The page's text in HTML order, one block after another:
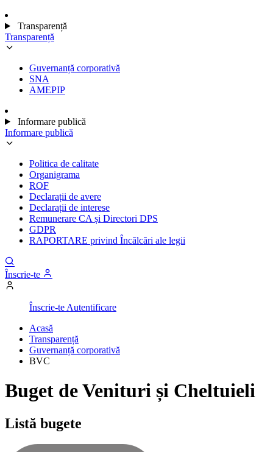
Transparență
Transparență
Guvernanță corporativă
SNA
AMEPIP
Informare publică
Informare publică
Politica de calitate
Organigrama
ROF
Declarații de avere
Declarații de interese
Remunerare CA și Directori DPS
GDPR
RAPORTARE privind Încălcări ale legii
Înscrie-te
Înscrie-te Autentificare
Acasă
Transparență
Guvernanță corporativă
BVC
Buget de Venituri și Cheltuieli
Listă bugete